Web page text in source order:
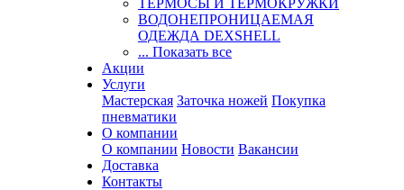
ТЕРМОСЫ И ТЕРМОКРУЖКИ
ВОДОНЕПРОНИЦАЕМАЯ
ОДЕЖДА DEXSHELL
... Показать все
Акции
Услуги
Мастерская Заточка ножей Покупка
пневматики
О компании
О компании Новости Вакансии
Доставка
Контакты